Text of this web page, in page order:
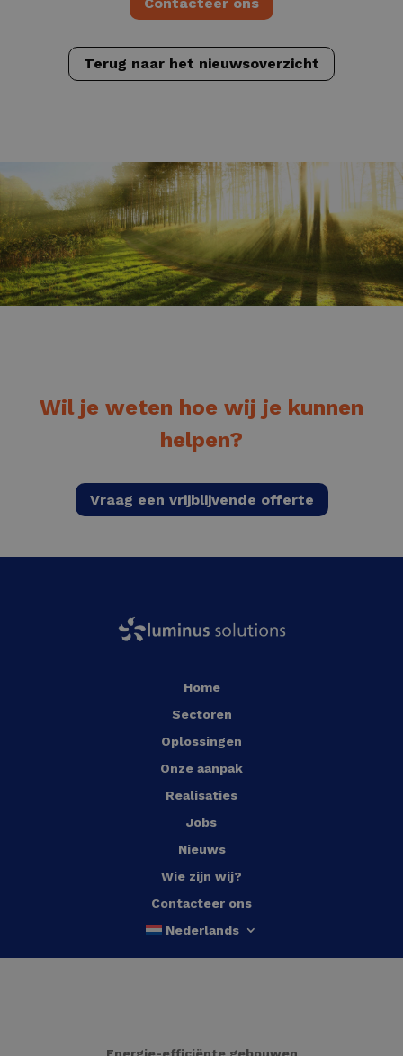
Terug naar het nieuwsoverzicht
Wil je weten hoe wij je kunnen
helpen?
Vraag een vrijblijvende offerte
Home
Sectoren
Oplossingen
Onze aanpak
Realisaties
Jobs
Nieuws
Wie zijn wij?
Contacteer ons
Nederlands
Energie-efficiënte gebouwen